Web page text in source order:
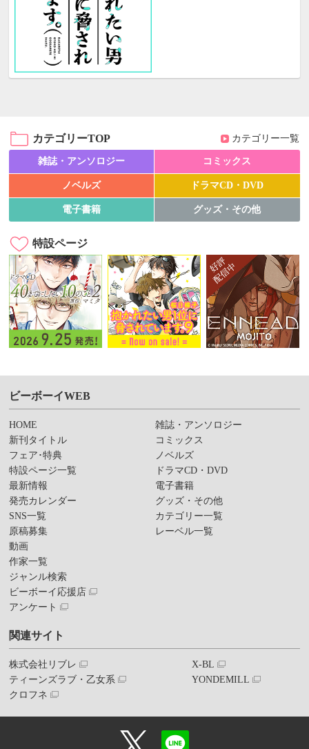
カテゴリーTOP カテゴリー一覧
雑誌・アンソロジー コミックス
ノベルズ ドラマCD・DVD
電子書籍 グッズ・その他
特設ページ
ビーボーイWEB
HOME
新刊タイトル
フェア･特典
特設ページ一覧
最新情報
発売カレンダー
SNS一覧
原稿募集
動画
作家一覧
ジャンル検索
ビーボーイ応援店
アンケート
雑誌・アンソロジー
コミックス
ノベルズ
ドラマCD・DVD
電子書籍
グッズ・その他
カテゴリー一覧
レーベル一覧
関連サイト
株式会社リブレ
ティーンズラブ・乙女系
クロフネ
X-BL
YONDEMILL